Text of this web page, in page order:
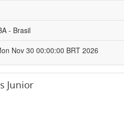
- Brasil
Nov 30 00:00:00 BRT 2026
Junior